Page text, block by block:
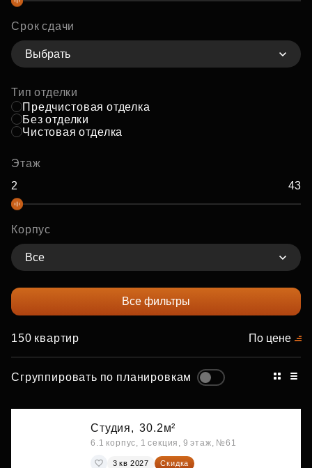
Срок сдачи
Выбрать
Тип отделки
Предчистовая отделка
Без отделки
Чистовая отделка
Этаж
Корпус
Все
Все фильтры
150 квартир
Сгруппировать по планировкам
По цене
Студия, 30.2м²
6.1 корпус, 1 секция, 9 этаж, №61
3 кв 2027
Скидка